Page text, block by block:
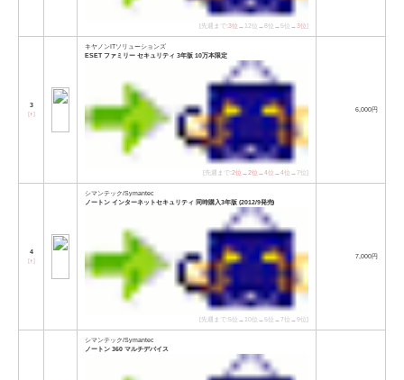
[先週まで:3位 →12位→8位→5位→3位]
3
[↑]
キヤノンITソリューションズ
ESET ファミリー セキュリティ 3年版 10万本限定
[先週まで:2位 →2位 →4位 →4位 →7位]
6,000円
4
[↑]
シマンテック/Symantec
ノートン インターネットセキュリティ 同時購入3年版 (2012/9発売)
[先週まで:5位→10位→5位→7位→9位]
7,000円
シマンテック/Symantec
ノートン 360 マルチデバイス